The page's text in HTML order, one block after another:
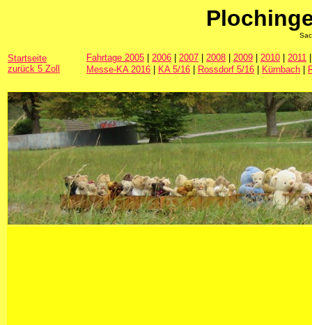
Startseite
zurück 5 Zoll
Fahrtage 2005 2006 2007 2008 2009 2010 2011
Messe-KA 2016
KA 5/16 Rossdorf 5/16 Kürnbach